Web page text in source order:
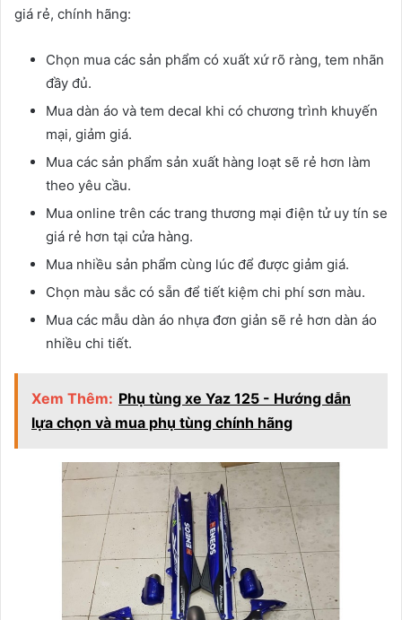
giá rẻ, chính hãng:
Chọn mua các sản phẩm có xuất xứ rõ ràng, tem nhãn
đầy đủ.
Mua dàn áo và tem decal khi có chương trình khuyến
mại, giảm giá.
Mua các sản phẩm sản xuất hàng loạt sẽ rẻ hơn làm
theo yêu cầu.
Mua online trên các trang thương mại điện tử uy tín se
giá rẻ hơn tại cửa hàng.
Mua nhiều sản phẩm cùng lúc để được giảm giá.
Chọn màu sắc có sẵn để tiết kiệm chi phí sơn màu.
Mua các mẫu dàn áo nhựa đơn giản sẽ rẻ hơn dàn áo
nhiều chi tiết.
Xem Thêm: Phụ tùng xe Yaz 125 - Hướng dẫn
lựa chọn và mua phụ tùng chính hãng